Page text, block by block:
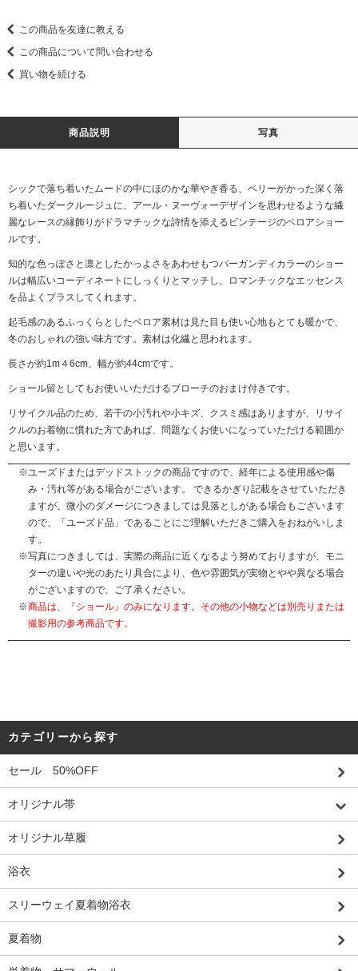
この商品を友達に教える
この商品について問い合わせる
買い物を続ける
商品説明 写真
シックで落ち着いたムードの中にほのかな華やぎ香る、ベリーがかった深く落
ち着いたダークルージュに、アール・ヌーヴォーデザインを思わせるような繊
麗なレースの縁飾りがドラマチックな詩情を添えるビンテージのベロアショー
ルです。
知的な色っぽさと凛としたかっよさをあわせもつバーガンディカラーのショー
ルは幅広いコーディネートにしっくりとマッチし、ロマンチックなエッセンス
を品よくプラスしてくれます。
起毛感のあるふっくらとしたベロア素材は見た目も使い心地もとても暖かで、
冬のおしゃれの強い味方です。素材は化繊と思われます。
長さが約1m４6cm、幅が約44cmです。
ショール留としてもお使いいただけるブローチのおまけ付きです。
リサイクル品のため、若干の小汚れや小キズ、クスミ感はありますが、リサイ
クルのお着物に慣れた方であれば、問題なくお使いになっていただける範囲か
と思います。
ユーズドまたはデッドストックの商品ですので、経年による使用感や傷
み・汚れ等がある場合がございます。 できるかぎり記載をさせていただき
ますが、微小のダメージにつきましては見落としがある場合もございます
ので、「ユーズド品」であることにご理解いただきご購入をおねがいしま
す。
写真につきましては、実際の商品に近くなるよう努めておりますが、モニ
ターの違いや光のあたり具合により、色や雰囲気が実物とやや異なる場合
がございますので、ご了承ください。
商品は、『ショール』のみになります。その他の小物などは別売りまたは
撮影用の参考商品です。
カテゴリーから探す
セール 50%OFF
オリジナル帯
オリジナル草履
浴衣
スリーウェイ夏着物浴衣
夏着物